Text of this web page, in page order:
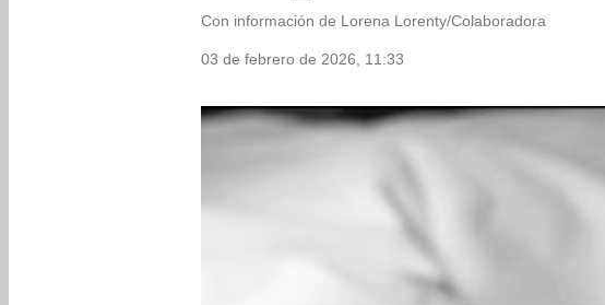
Con información de Lorena Lorenty/Colaboradora
03 de febrero de 2026, 11:33